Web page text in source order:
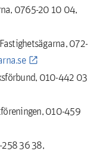
0765-20 10 04,
072-
010-442 03
010-459
258 36 38,